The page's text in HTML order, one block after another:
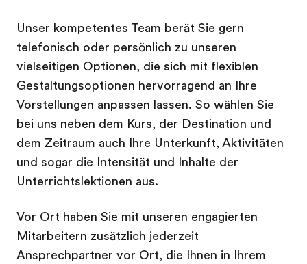
Unser kompetentes Team berät Sie gern
telefonisch oder persönlich zu unseren
vielseitigen Optionen, die sich mit flexiblen
Gestaltungsoptionen hervorragend an Ihre
Vorstellungen anpassen lassen. So wählen Sie
bei uns neben dem Kurs, der Destination und
dem Zeitraum auch Ihre Unterkunft, Aktivitäten
und sogar die Intensität und Inhalte der
Unterrichtslektionen aus.
Vor Ort haben Sie mit unseren engagierten
Mitarbeitern zusätzlich jederzeit
Ansprechpartner vor Ort, die Ihnen in Ihrem